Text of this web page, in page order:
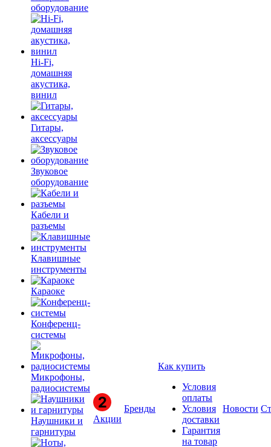
оборудование
Hi-Fi,
домашняя
акустика,
винил
Гитары,
аксессуары
Звуковое
оборудование
Кабели и
разъемы
Клавишные
инструменты
Караоке
Конференц-
системы
Микрофоны,
радиосистемы
Наушники и
гарнитуры
Акции
Бренды
Как купить
Условия
оплаты
Условия
доставки
Гарантия
на товар
Новости